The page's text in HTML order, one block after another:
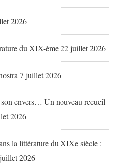
2026
du XIX-ème22 juillet 2026
7 juillet 2026
envers… Un nouveau recueil
2026
la littérature du XIXe siècle :
2026